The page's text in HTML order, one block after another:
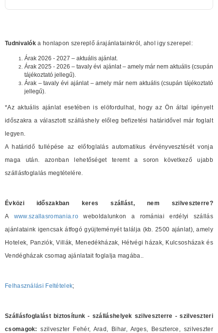
Tudnivalók a honlapon szereplő árajánlatainkról, ahol igy szerepel:
Árak 2026 - 2027 – aktuális ajánlat.
Árak 2025 - 2026 – tavaly évi ajánlat – amely már nem aktuális (csupán
tájékoztató jellegű).
Árak – tavaly évi ajánlat – amely már nem aktuális (csupán tájékoztató
jellegű).
*Az aktuális ajánlat esetében is elöfordulhat, hogy az Ön által igényelt
időszakra a választott szálláshely előleg befizetési határidővel már foglalt
legyen.
A határidő tullépése az előfoglalás automatikus érvényvesztését vonja
maga után. azonban lehetőséget teremt a soron következő ujabb
szállásfoglalás megtételére.
Évközi időszakban keres szállást, nem szilveszterre?
A www.szallasromania.ro weboldalunkon a romániai erdélyi szállás
ajánlataink igencsak átfogó gyüjteményét találja (kb. 2500 ajánlat), amely
Hotelek, Panziók, Villák, Menedékházak, Hétvégi házak, Kulcsosházak és
Vendégházak csomag ajánlatait foglalja magába..
Felhasználási Feltételek;
Szállásfoglalást biztosítunk - szálláshelyek szilveszterre - szilveszteri
csomagok: szilveszter Fehér, Arad, Bihar, Arges, Beszterce, szilveszter